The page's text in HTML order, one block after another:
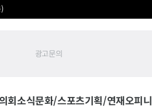
광고문의
의회소식문화/스포츠기획/연재오피